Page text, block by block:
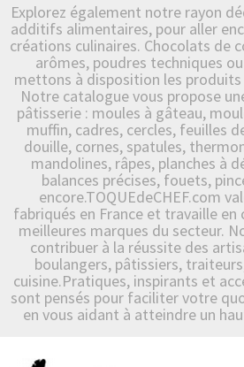
Explorez également notre rayon
additifs alimentaires, pour aller
créations culinaires. Chocolats de
arômes, poudres techniques
mettons à disposition les
Notre catalogue vous propose
pâtisserie : moules à gâteau,
muffin, cadres, cercles, feuilles
douille, cornes, spatules,
mandolines, râpes, planches à
balances précises, fouets,
encore.TOQUEdeCHEF.com
fabriqués en France et travaille en
meilleures marques du secteur.
contribuer à la réussite des
boulangers, pâtissiers,
cuisine.Pratiques, inspirants et
sont pensés pour faciliter votre
en vous aidant à atteindre un